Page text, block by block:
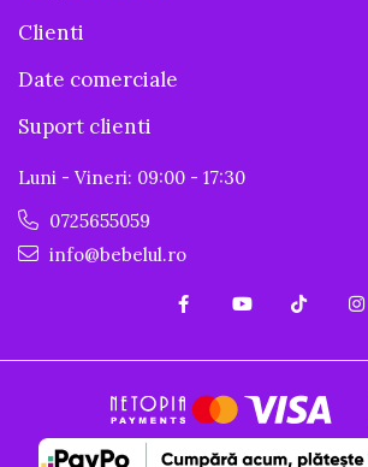
Clienti
Date comerciale
Suport clienti
Luni - Vineri: 09:00 - 17:30
0725655059
info@bebelul.ro